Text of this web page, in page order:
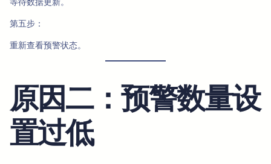
第五步：
重新查看预警状态。
原因二：预警数量设
置过低